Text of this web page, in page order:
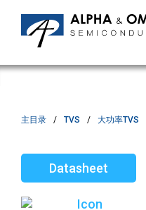
主目录 TVS 大功率TVS
Datasheet